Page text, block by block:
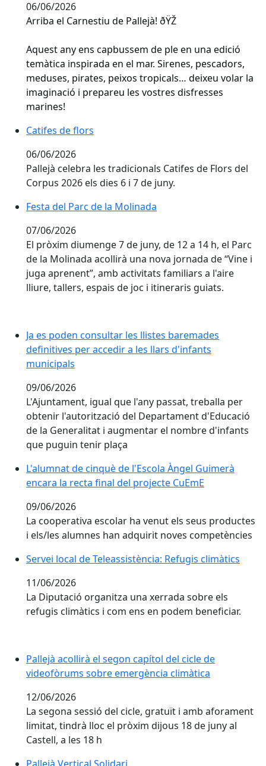
06/06/2026
Arriba el Carnestiu de Pallejà! ðŸŽ­
Aquest any ens capbussem de ple en una edició
temàtica inspirada en el mar. Sirenes, pescadors,
meduses, pirates, peixos tropicals… deixeu volar la
imaginació i prepareu les vostres disfresses
marines!
Catifes de flors
Catifes de flors
06/06/2026
Pallejà celebra les tradicionals Catifes de Flors del
Corpus 2026 els dies 6 i 7 de juny.
Festa del Parc de la Molinada
Festa del Parc de la Molinada
07/06/2026
El pròxim diumenge 7 de juny, de 12 a 14 h, el Parc
de la Molinada acollirà una nova jornada de “Vine i
juga aprenent”, amb activitats familiars a l'aire
lliure, tallers, espais de joc i itineraris guiats.
Ja es poden consultar les llistes baremades
Ja es poden consultar les llistes baremades
definitives per accedir a les llars d'infants
municipals
09/06/2026
L'Ajuntament, igual que l'any passat, treballa per
obtenir l'autorització del Departament d'Educació
de la Generalitat i augmentar el nombre d'infants
que puguin tenir plaça
L'alumnat de cinquè de l'Escola Àngel Guimerà
L'alumnat de cinquè de l'Escola Àngel Guimerà
encara la recta final del projecte CuEmE
09/06/2026
La cooperativa escolar ha venut els seus productes
i els/les alumnes han adquirit noves competències
Servei local de Teleassistència: Refugis climàtics
Servei local de Teleassistència: Refugis climàtics
11/06/2026
La Diputació organitza una xerrada sobre els
refugis climàtics i com ens en podem beneficiar.
Pallejà acollirà el segon capítol del cicle de
Pallejà acollirà el segon capítol del cicle de
videofòrums sobre emergència climàtica
12/06/2026
La segona sessió del cicle, gratuït i amb aforament
limitat, tindrà lloc el pròxim dijous 18 de juny al
Castell, a les 18 h
Pallejà Vertical Solidari